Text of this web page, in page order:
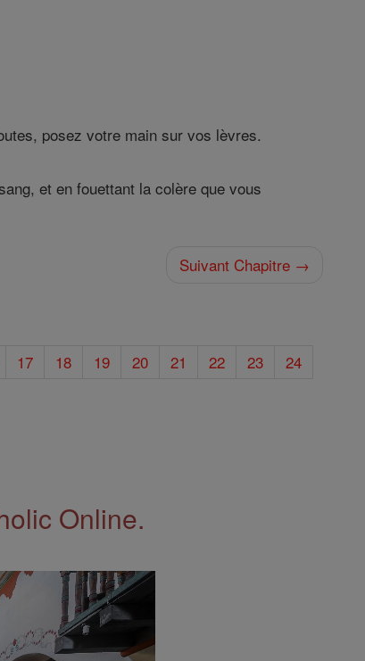
posez votre main sur vos lèvres.
et en fouettant la colère que vous
Suivant Chapitre →
17 18 19 20 21 22 23
24
Online.